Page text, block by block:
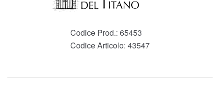
Codice Prod.: 65453
Codice Articolo: 43547